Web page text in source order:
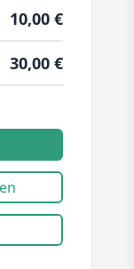
10,00 €
30,00 €